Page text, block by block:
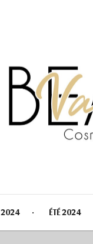
2024 ÉTÉ 2024